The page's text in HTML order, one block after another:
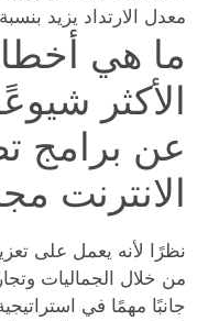
معدل الارتداد يزيد بنسبة 38٪. هذه كارثة.
ما هي
الأكثر
عن برامج
الانترنت
نظرًا لأنه يعمل على
من خلال الجماليات
جانبًا مهمًا في